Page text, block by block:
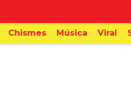
Chismes Música Viral